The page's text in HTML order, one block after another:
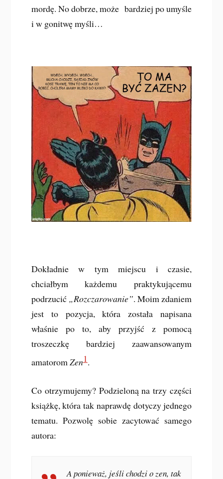
mordę. No dobrze, może bardziej po umyśle
i w gonitwę myśli…
Dokładnie w tym miejscu i czasie,
chciałbym każdemu praktykującemu
podrzucić „Rozczarowanie”. Moim zdaniem
jest to pozycja, która została napisana
właśnie po to, aby przyjść z pomocą
troszeczkę bardziej zaawansowanym
amatoromZen1.
Co otrzymujemy? Podzieloną na trzy części
książkę, która tak naprawdę dotyczy jednego
tematu. Pozwolę sobie zacytować samego
autora:
A ponieważ, jeśli chodzi o zen, tak